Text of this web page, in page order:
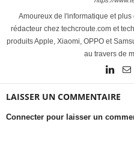
Amoureux de l'informatique et
rédacteur chez techcroute.com et
produits Apple, Xiaomi, OPPO et
au travers de
LAISSER UN COMMENTAIRE
Connecter pour laisser un